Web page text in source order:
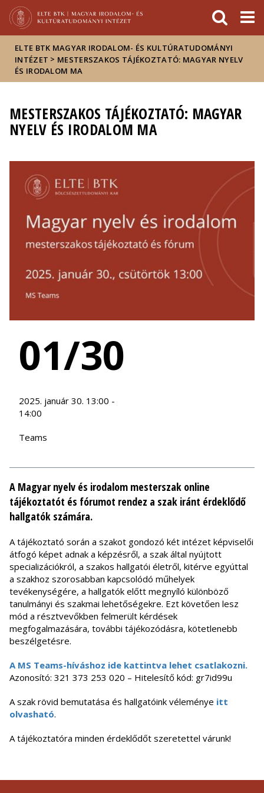
Hírek
Események
ELTE a
sajtóban
ELTE BTK MAGYAR IRODALOM- ÉS KULTÚRATUDOMÁNYI
INTÉZET > MESTERSZAKOS TÁJÉKOZTATÓ: MAGYAR NYELV
ÉS IRODALOM MA
MESTERSZAKOS TÁJÉKOZTATÓ: MAGYAR
NYELV ÉS IRODALOM MA
01/30
2025. január 30. 13:00 -
14:00
Teams
A Magyar nyelv és irodalom mesterszak online
tájékoztatót és fórumot rendez a szak iránt érdeklődő
hallgatók számára.
A tájékoztató során a szakot gondozó két intézet képviselői
átfogó képet adnak a képzésről, a szak által nyújtott
specializációkról, a szakos hallgatói életről, kitérve egyúttal
a szakhoz szorosabban kapcsolódó műhelyek
tevékenységére, a hallgatók előtt megnyíló különböző
tanulmányi és szakmai lehetőségekre. Ezt követően lesz
mód a résztvevőkben felmerült kérdések
megfogalmazására, további tájékozódásra, kötetlenebb
beszélgetésre.
A MS Teams-híváshoz ide kattintva lehet csatlakozni.
Azonosító: 321 373 253 020 – Hitelesítő kód: gr7id99u
A szak rövid bemutatása és hallgatóink véleménye itt
olvasható.
A tájékoztatóra minden érdeklődőt szeretettel várunk!